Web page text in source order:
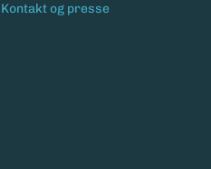
Kontakt og presse